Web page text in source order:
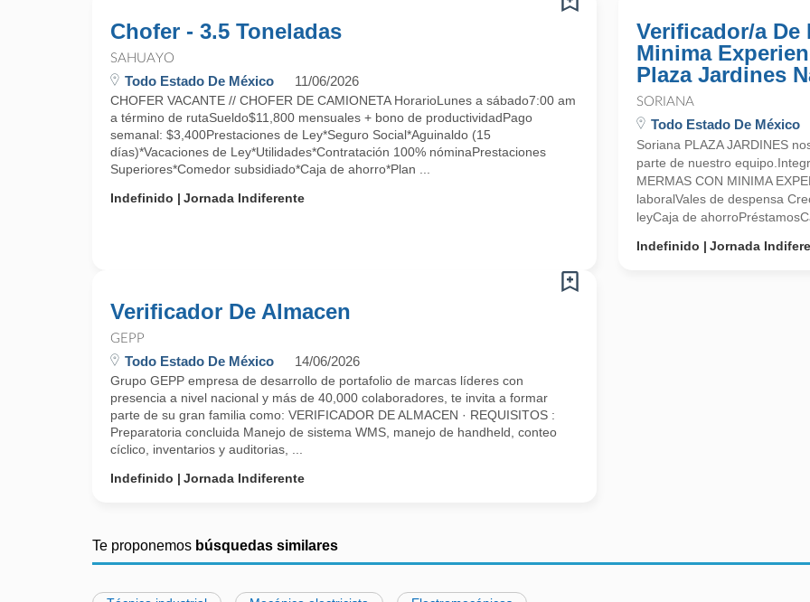
Chofer - 3.5 Toneladas
SAHUAYO
Todo Estado De México 11/06/2026
CHOFER VACANTE // CHOFER DE CAMIONETA HorarioLunes a sábado7:00 am
a término de rutaSueldo$11,800 mensuales + bono de productividadPago
semanal: $3,400Prestaciones de Ley*Seguro Social*Aguinaldo (15
días)*Vacaciones de Ley*Utilidades*Contratación 100% nóminaPrestaciones
Superiores*Comedor subsidiado*Caja de ahorro*Plan ...
Indefinido
Jornada Indiferente
Verificador/a De
Minima
Plaza Jardines
SORIANA
Todo Estado De México
Soriana PLAZA JARDINES
parte de nuestro
MERMAS CON MINIMA
laboralVales de despensa
leyCaja de
Indefinido
Jornada
Verificador De Almacen
GEPP
Todo Estado De México 14/06/2026
Grupo GEPP empresa de desarrollo de portafolio de marcas líderes con
presencia a nivel nacional y más de 40,000 colaboradores, te invita a formar
parte de su gran familia como: VERIFICADOR DE ALMACEN · REQUISITOS :
Preparatoria concluida Manejo de sistema WMS, manejo de handheld, conteo
cíclico, inventarios y auditorias, ...
Indefinido
Jornada Indiferente
Te proponemos búsquedas similares